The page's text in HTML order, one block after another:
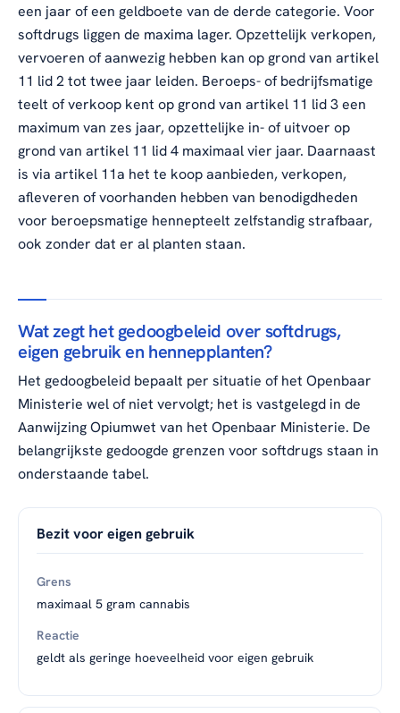
een jaar of een geldboete van de derde categorie. Voor
softdrugs liggen de maxima lager. Opzettelijk verkopen,
vervoeren of aanwezig hebben kan op grond van artikel
11 lid 2 tot twee jaar leiden. Beroeps- of bedrijfsmatige
teelt of verkoop kent op grond van artikel 11 lid 3 een
maximum van zes jaar, opzettelijke in- of uitvoer op
grond van artikel 11 lid 4 maximaal vier jaar. Daarnaast
is via artikel 11a het te koop aanbieden, verkopen,
afleveren of voorhanden hebben van benodigdheden
voor beroepsmatige hennepteelt zelfstandig strafbaar,
ook zonder dat er al planten staan.
Wat zegt het gedoogbeleid over softdrugs,
eigen gebruik en hennepplanten?
Het gedoogbeleid bepaalt per situatie of het Openbaar
Ministerie wel of niet vervolgt; het is vastgelegd in de
Aanwijzing Opiumwet van het Openbaar Ministerie. De
belangrijkste gedoogde grenzen voor softdrugs staan in
onderstaande tabel.
Bezit voor eigen gebruik
maximaal 5 gram cannabis
geldt als geringe hoeveelheid voor eigen gebruik